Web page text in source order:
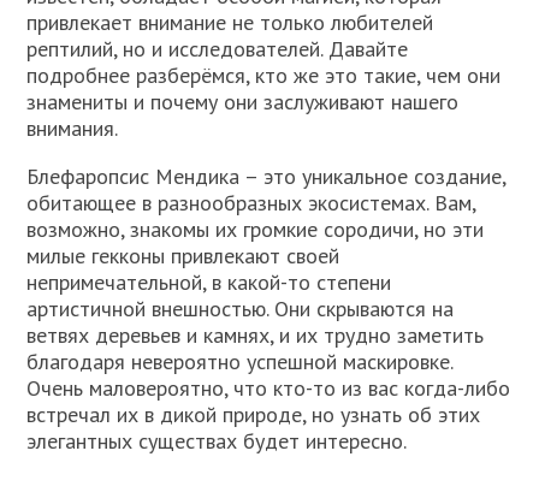
привлекает внимание не только любителей
рептилий, но и исследователей. Давайте
подробнее разберёмся, кто же это такие, чем они
знамениты и почему они заслуживают нашего
внимания.
Блефаропсис Мендика – это уникальное создание,
обитающее в разнообразных экосистемах. Вам,
возможно, знакомы их громкие сородичи, но эти
милые гекконы привлекают своей
непримечательной, в какой-то степени
артистичной внешностью. Они скрываются на
ветвях деревьев и камнях, и их трудно заметить
благодаря невероятно успешной маскировке.
Очень маловероятно, что кто-то из вас когда-либо
встречал их в дикой природе, но узнать об этих
элегантных существах будет интересно.